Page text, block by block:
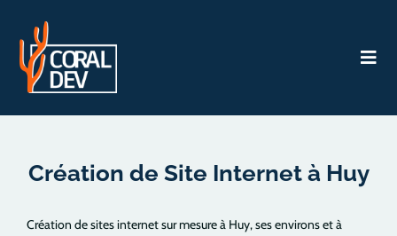
Création de Site Internet à Huy
Création de sites internet sur mesure à Huy, ses environs et à